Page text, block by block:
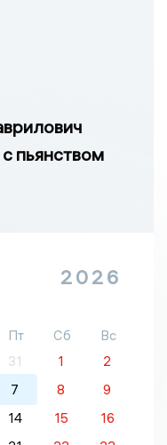
пьянством
2026
Пт Сб
Вс
31 1
2
7 8
9
14 15
16